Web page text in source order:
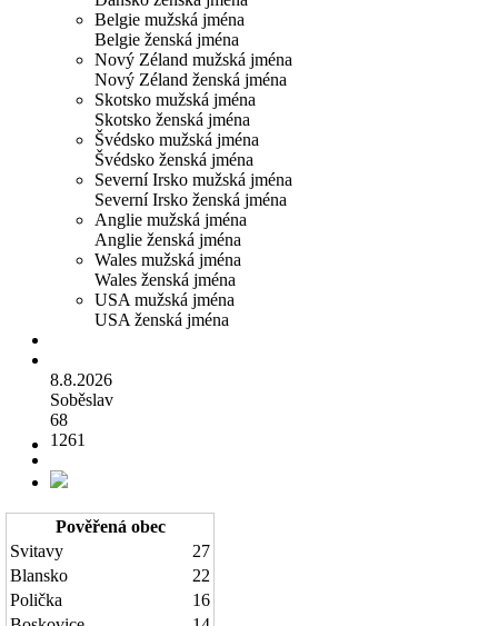
Belgie mužská jména
Belgie ženská jména
Nový Zéland mužská jména
Nový Zéland ženská jména
Skotsko mužská jména
Skotsko ženská jména
Švédsko mužská jména
Švédsko ženská jména
Severní Irsko mužská jména
Severní Irsko ženská jména
Anglie mužská jména
Anglie ženská jména
Wales mužská jména
Wales ženská jména
USA mužská jména
USA ženská jména
8.8.2026
Soběslav
68
1261
Pověřená obec
Svitavy
27
Blansko
22
Polička
16